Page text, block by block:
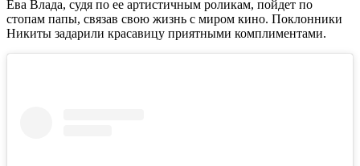
Ева Влада, судя по ее артистичным роликам, пойдет по
стопам папы, связав свою жизнь с миром кино. Поклонники
Никиты задарили красавицу приятными комплиментами.